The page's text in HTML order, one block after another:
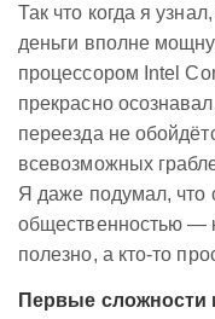
Так что когда я
деньги вполне
процессором Intel
прекрасно
переезда не
всевозможных
Я даже подумал, что
общественностью —
полезно, а кто-то
Первые